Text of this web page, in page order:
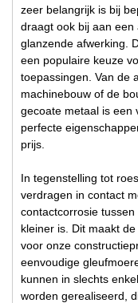
zeer belangrijk is bij
draagt ook bij aan een
glanzende afwerking.
een populaire keuze
toepassingen. Van de
machinebouw of de
gecoate metaal is een
perfecte
prijs.
In tegenstelling tot
verdragen in contact
contactcorrosie
kleiner is. Dit maakt
voor onze
eenvoudige
kunnen in slechts
worden gerealiseerd,